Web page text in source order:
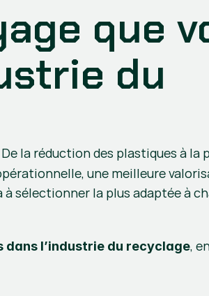
que
du
De la réduction des plastiques à la
une meilleure
sélectionner la plus adaptée à
dans l’industrie du recyclage,